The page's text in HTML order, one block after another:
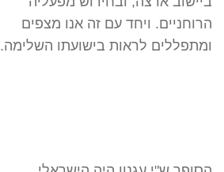
הרוחניים. ויחד עם זה אנו מצפים
ומתפללים לראות בישועתו השלימה.